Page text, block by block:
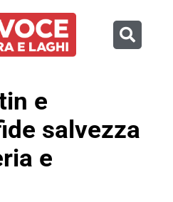
e
salvezza
e